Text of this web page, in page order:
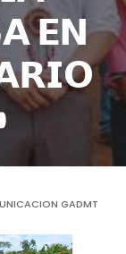
𝗘𝗡
GADMT